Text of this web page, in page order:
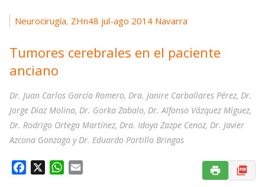
Neurocirugía, ZHn48 jul-ago 2014 Navarra
Tumores cerebrales en el paciente
anciano
Dr. Juan Carlos García Romero, Dra. Janire Carballares Pérez, Dr.
Jorge Díaz Molina, Dr. Gorka Zabalo, Dr. Alfonso Vázquez Míguez,
Dr. Rodrigo Ortega Martínez, Dra. Idoya Zazpe Cenoz, Dr. Javier
Azcona Gonzaga y Dr. Eduardo Portillo Bringas
W